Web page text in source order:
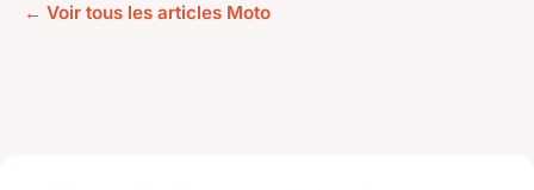
← Voir tous les articles Moto